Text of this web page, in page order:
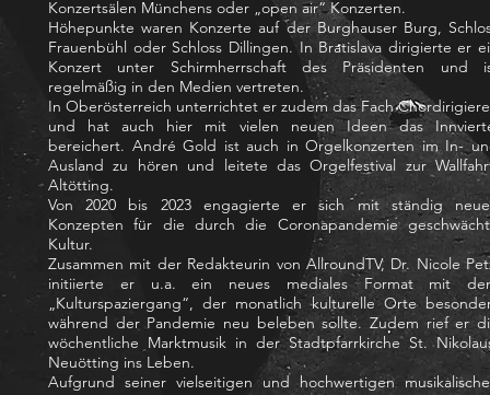
Konzertsälen Münchens oder „open air“ Konzerten.
Höhepunkte waren Konzerte auf der Burghauser Burg,
Frauenbühl oder Schloss Dillingen. In Bratislava dirigierte er
Konzert unter Schirmherrschaft des Präsidenten und
regelmäßig in den Medien vertreten.
In Oberösterreich unterrichtet er zudem das Fach
und hat auch hier mit vielen neuen Ideen das
bereichert. André Gold ist auch in Orgelkonzerten im In-
Ausland zu hören und leitete das Orgelfestival zur
Altötting.
Von 2020 bis 2023 engagierte er sich mit ständig
Konzepten für die durch die Coronapandemie
Kultur.
Zusammen mit der Redakteurin von AllroundTV, Dr. Nicole
initiierte er u.a. ein neues mediales Format mit
„Kulturspaziergang“, der monatlich kulturelle Orte
während der Pandemie neu beleben sollte. Zudem rief er
wöchentliche Marktmusik in der Stadtpfarrkirche St.
Neuötting ins Leben.
Aufgrund seiner vielseitigen und hochwertigen